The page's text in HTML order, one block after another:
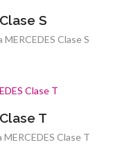
S
Clase S
T
Clase T